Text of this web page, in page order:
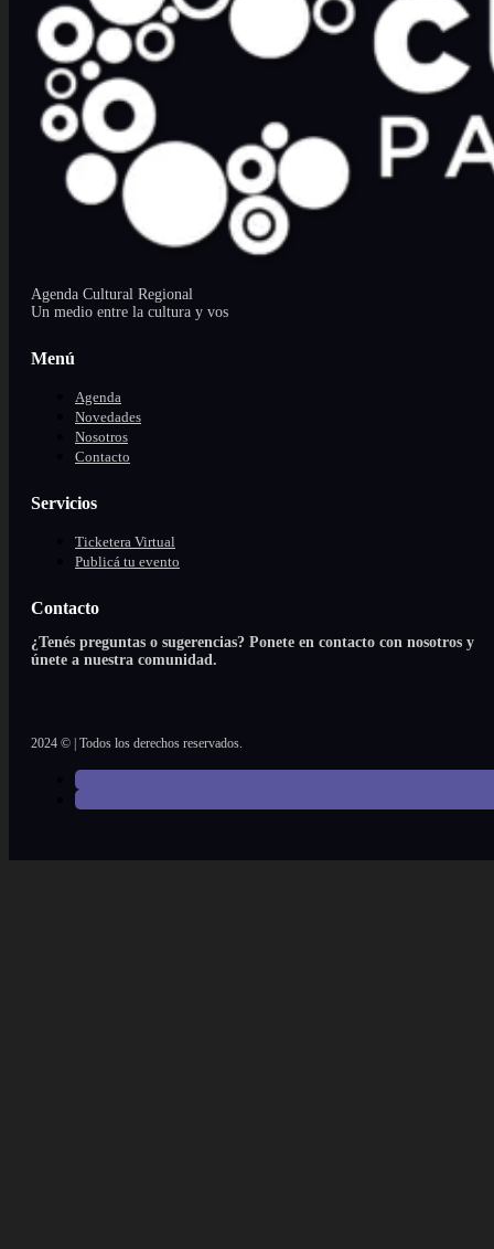
Agenda Cultural Regional
Un medio entre la cultura y vos
Menú
Agenda
Novedades
Nosotros
Contacto
Servicios
Ticketera Virtual
Publicá tu evento
Contacto
¿Tenés preguntas o sugerencias? Ponete en contacto con nosotros y
únete a nuestra comunidad.
2024 © | Todos los derechos reservados.